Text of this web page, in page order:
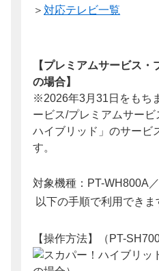
＞対応テレビ一覧
【プレミアムサービス
の場合】
※2026年3月31日をもち
ービス/プレミアムサービ
ハイブリッド」のサービ
す。
対象機種：PT-WH800A
以下の手順で利用できま
【操作方法】（PT-